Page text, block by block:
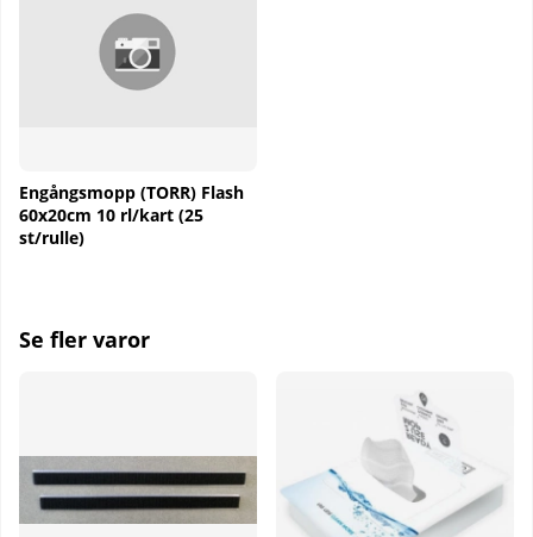
Engångsmopp (TORR) Flash
60x20cm 10 rl/kart (25
st/rulle)
Se fler varor